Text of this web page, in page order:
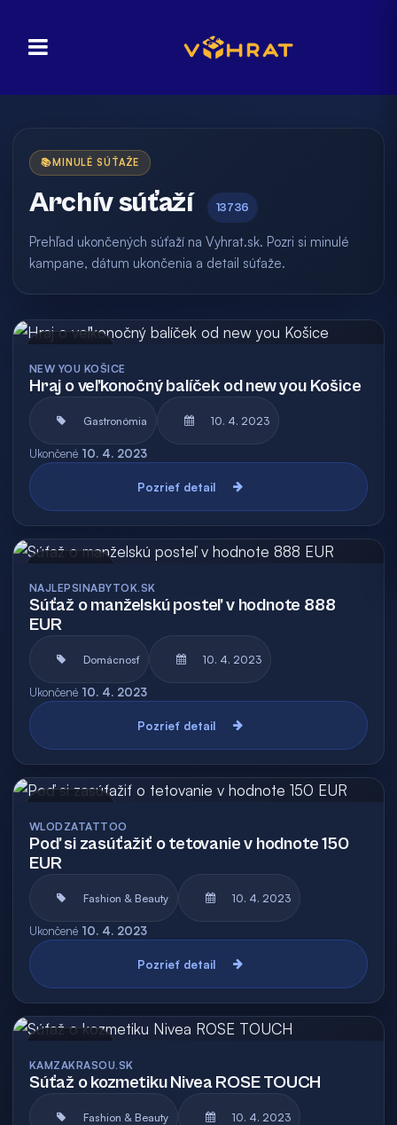
📚 MINULÉ SÚŤAŽE
Archív súťaží 13736
Prehľad ukončených súťaží na Vyhrat.sk. Pozri si minulé
kampane, dátum ukončenia a detail súťaže.
NEW YOU KOŠICE
Hraj o veľkonočný balíček od new you Košice
Gastronómia 10. 4. 2023
Ukončené 10. 4. 2023
Pozrieť detail
NAJLEPSINABYTOK.SK
Súťaž o manželskú posteľ v hodnote 888
EUR
Domácnosť 10. 4. 2023
Ukončené 10. 4. 2023
Pozrieť detail
WLODZATATTOO
Poď si zasúťažiť o tetovanie v hodnote 150
EUR
Fashion & Beauty 10. 4. 2023
Ukončené 10. 4. 2023
Pozrieť detail
KAMZAKRASOU.SK
Súťaž o kozmetiku Nivea ROSE TOUCH
Fashion & Beauty 10. 4. 2023